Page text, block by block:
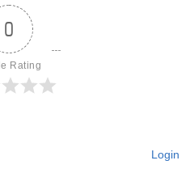
0
Rating
Login